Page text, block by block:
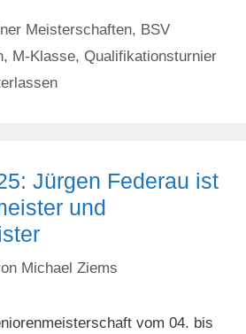
Meisterschaften, BSV
, M-Klasse, Qualifikationsturnier
Jürgen Federau ist
und
Michael Ziems
vom 04. bis